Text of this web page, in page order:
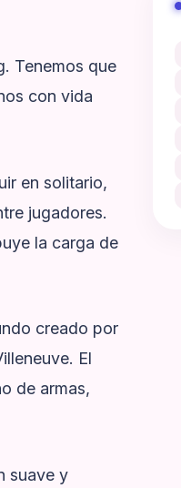
Tenemos que
con vida
en solitario,
jugadores.
la carga de
creado por
El
de armas,
suave y